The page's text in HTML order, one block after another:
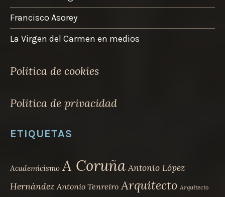
Francisco Asorey
La Virgen del Carmen en medios
Politica de cookies
Politica de privacidad
ETIQUETAS
Academicismo A Coruña Antonio López
Hernández Antonio Tenreiro Arquitecto Arquitecto